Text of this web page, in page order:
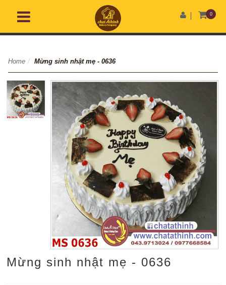
0
Home / Mừng sinh nhật mẹ - 0636
Mừng sinh nhật mẹ - 0636